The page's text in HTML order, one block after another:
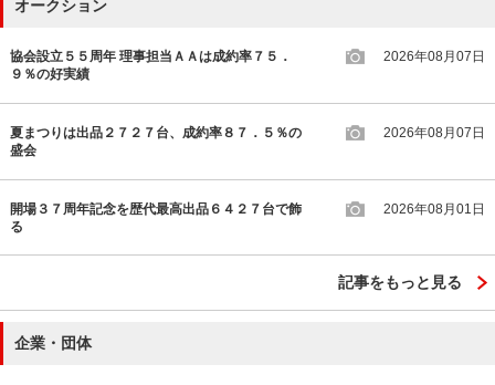
オークション
協会設立５５周年 理事担当ＡＡは成約率７５．
９％の好実績
2026年08月07日
夏まつりは出品２７２７台、成約率８７．５％の
盛会
2026年08月07日
開場３７周年記念を歴代最高出品６４２７台で飾
る
2026年08月01日
記事をもっと見る
企業・団体